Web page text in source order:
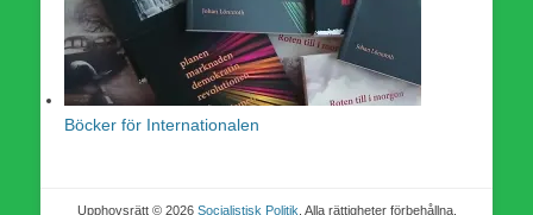
Böcker för Internationalen
Upphovsrätt © 2026 Socialistisk Politik . Alla rättigheter förbehållna.